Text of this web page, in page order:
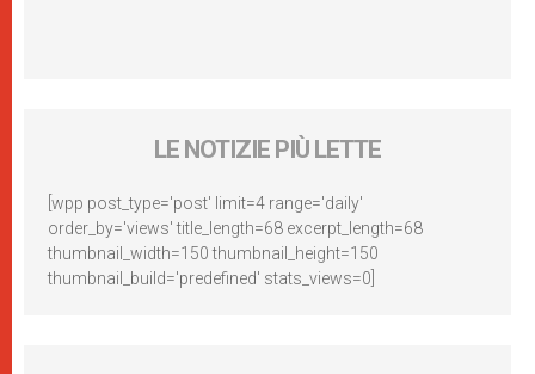
LE NOTIZIE PIÙ LETTE
[wpp post_type='post' limit=4 range='daily'
order_by='views' title_length=68 excerpt_length=68
thumbnail_width=150 thumbnail_height=150
thumbnail_build='predefined' stats_views=0]